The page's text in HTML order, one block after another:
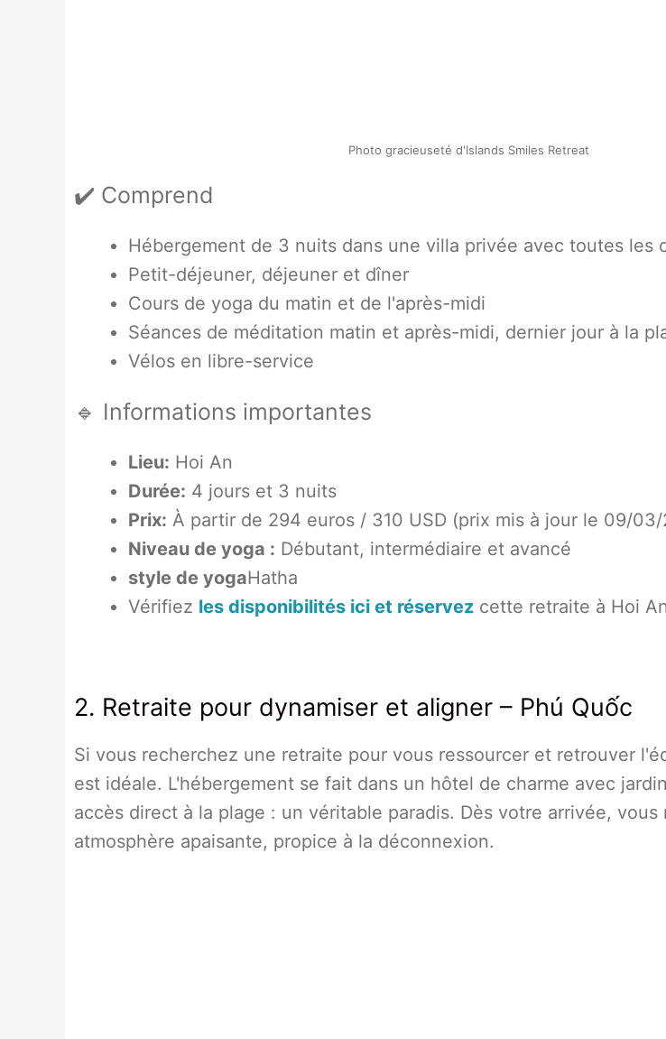
Photo gracieuseté d'Islands Smiles Retreat
✔️ Comprend
Hébergement de 3 nuits dans une villa privée avec toutes les
Petit-déjeuner, déjeuner et dîner
Cours de yoga du matin et de l'après-midi
Séances de méditation matin et après-midi, dernier jour à la
Vélos en libre-service
🔹 Informations importantes
Lieu: Hoi An
Durée: 4 jours et 3 nuits
Prix: À partir de 294 euros / 310 USD (prix mis à jour le 09/
Niveau de yoga : Débutant, intermédiaire et avancé
style de yogaHatha
Vérifiez les disponibilités ici et réservez cette retraite à Hoi An
2. Retraite pour dynamiser et aligner – Phú Quốc
Si vous recherchez une retraite pour vous ressourcer et retrouver
est idéale. L'hébergement se fait dans un hôtel de charme avec
accès direct à la plage : un véritable paradis. Dès votre arrivée, vous
atmosphère apaisante, propice à la déconnexion.